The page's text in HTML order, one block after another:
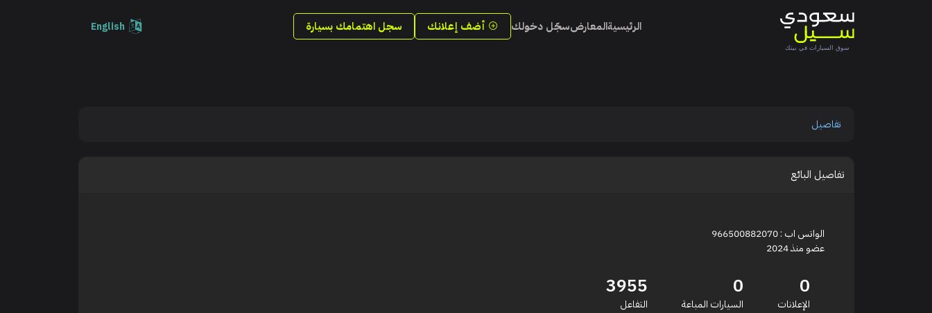
الرئيسيةالمعارضسجّل دخولك أضف إعلانك سجل اهتمامك بسيارة English
تفاصيل
تفاصيل البائع
الواتس اب : 966500882070
عضو منذ 2024
0
الإعلانات
0
السيارات المباعة
3955
التفاعل